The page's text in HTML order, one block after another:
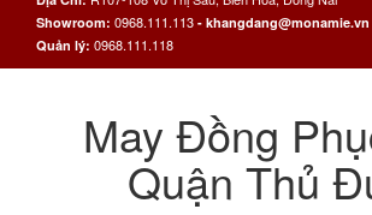
Showroom: 0968.111.113 - khangdang@monamie.vn
Quản lý: 0968.111.118
May Đồng
Quận Thủ